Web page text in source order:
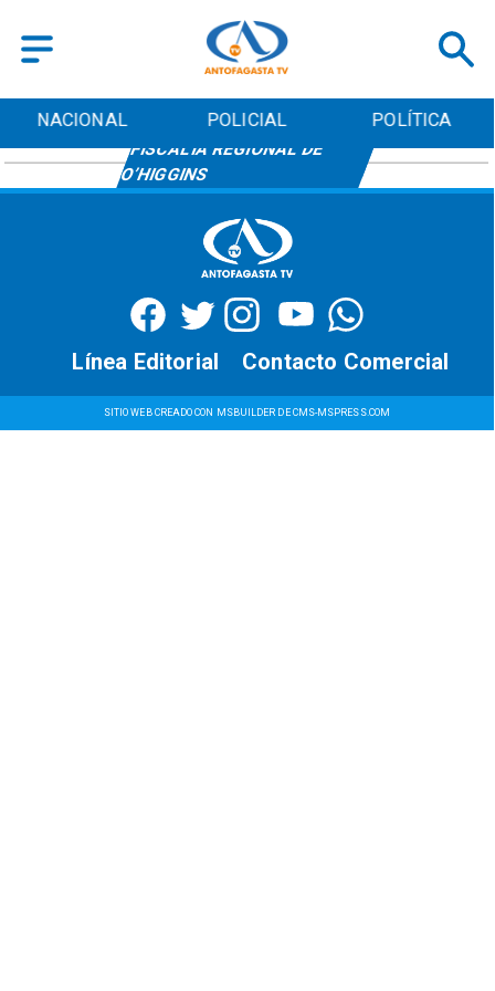
NACIONAL POLICIAL POLÍTICA
FISCALÍA REGIONAL DE
O’HIGGINS
SITIO WEB CREADO CON MSBUILDER DE CMS-MSPRESS.COM
Contacto Comercial
Línea Editorial